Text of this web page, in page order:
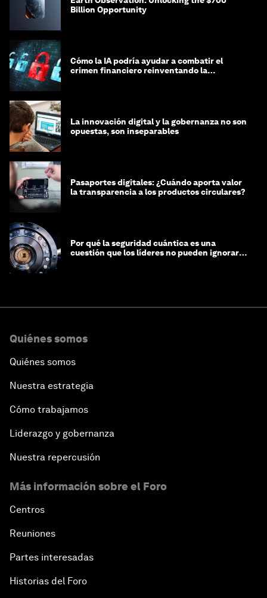
Billion Opportunity
Cómo la IA podría ayudar a combatir el
crimen financiero reinventando la
La innovación digital y la gobernanza no son
opuestas, son inseparables
Pasaportes digitales: ¿Cuándo aporta valor
la transparencia a los productos circulares?
Por qué la seguridad cuántica es una
cuestión que los líderes no pueden ignorar
Quiénes somos
Quiénes somos
Nuestra estrategia
Cómo trabajamos
Liderazgo y gobernanza
Nuestra repercusión
Más información sobre el Foro
Centros
Reuniones
Partes interesadas
Historias del Foro